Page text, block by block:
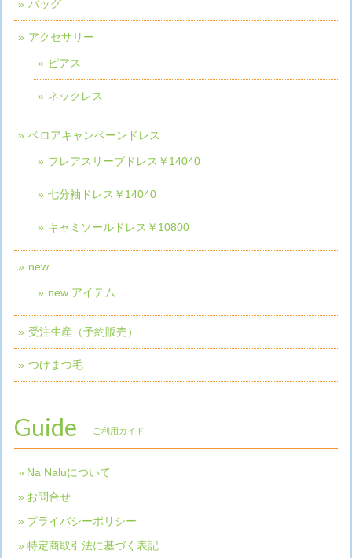
バッグ
アクセサリー
ピアス
ネックレス
ベロアキャンペーンドレス
フレアスリーブドレス￥14040
七分袖ドレス￥14040
キャミソールドレス￥10800
new
new アイテム
受注生産（予約販売）
つけまつ毛
Guide ご利用ガイド
Na Naluについて
お問合せ
プライバシーポリシー
特定商取引法に基づく表記